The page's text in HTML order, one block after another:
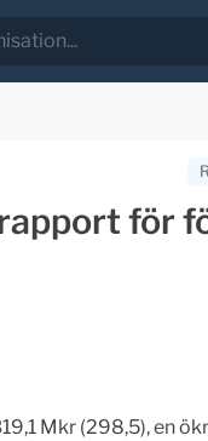
för
Mkr (298,5), en